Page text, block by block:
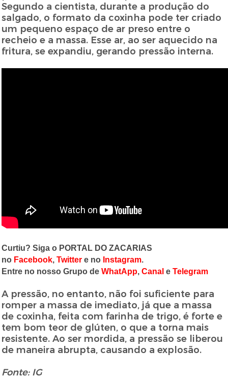
Segundo a cientista, durante a produção do
salgado, o formato da coxinha pode ter criado
um pequeno espaço de ar preso entre o
recheio e a massa. Esse ar, ao ser aquecido na
fritura, se expandiu, gerando pressão interna.
Curtiu? Siga o PORTAL DO ZACARIAS
no Facebook,Twitter e no Instagram.
Entre no nosso Grupo deWhatApp,Canal eTelegram
A pressão, no entanto, não foi suficiente para
romper a massa de imediato, já que a massa
de coxinha, feita com farinha de trigo, é forte e
tem bom teor de glúten, o que a torna mais
resistente. Ao ser mordida, a pressão se liberou
de maneira abrupta, causando a explosão.
Fonte: IG